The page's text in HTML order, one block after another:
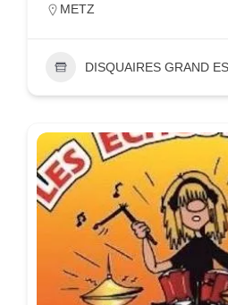
METZ
DISQUAIRES GRAND